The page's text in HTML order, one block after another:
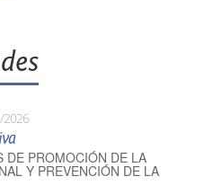
2026
DE PROMOCIÓN DE LA
Y PREVENCIÓN DE LA